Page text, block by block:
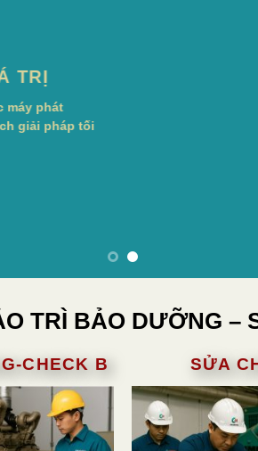
TRỊ
máy phát
giải pháp tối
TRÌ BẢO DƯỠNG –
CHECK B SỬA